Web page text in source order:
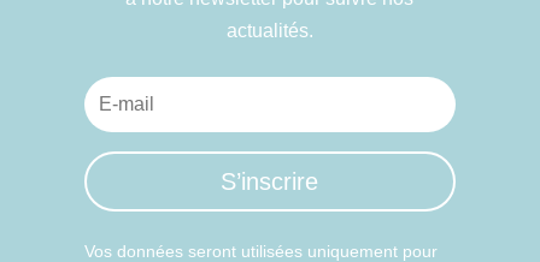
actualités.
S’inscrire
Vos données seront utilisées uniquement pour